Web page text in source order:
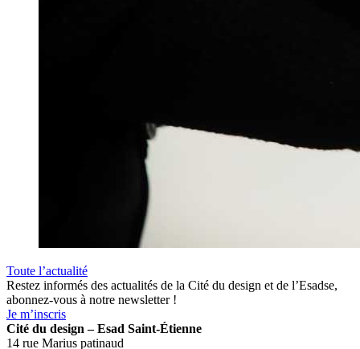
Toute l’actualité
Restez informés des actualités de la Cité du design et de l’Esadse,
abonnez-vous à notre newsletter !
Je m’inscris
Cité du design – Esad Saint-Étienne
14 rue Marius patinaud